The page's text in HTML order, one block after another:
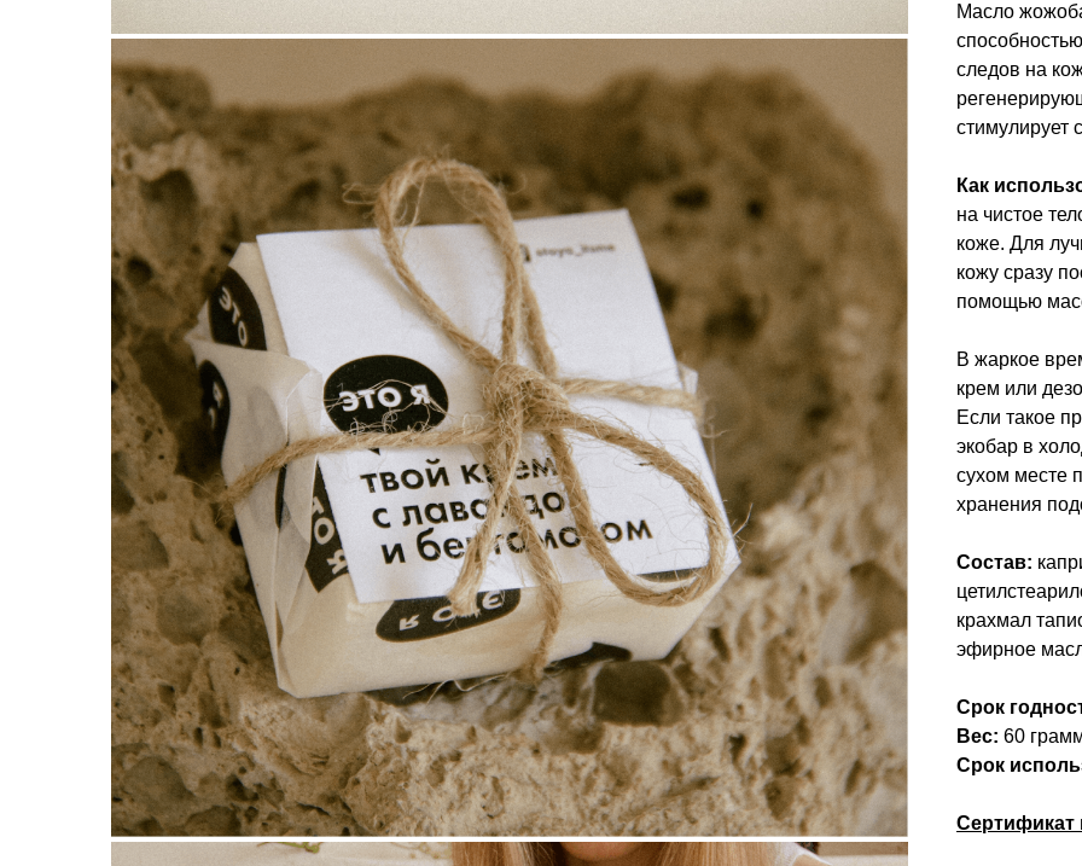
Масло
следов на
стимулирует
Как
на чистое
коже. Для
кожу сразу
помощью
В жаркое
крем или
Если такое
экобар в
сухом месте
хранения
Состав:
крахмал
эфирное
Срок
Вес: 60
Срок
Сертификат